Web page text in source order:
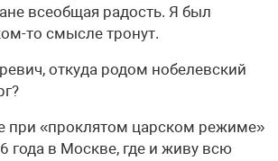
всеобщая радость. Я был
то смысле тронут.
откуда родом нобелевский
при «проклятом царском режиме»
года в Москве, где и живу всю